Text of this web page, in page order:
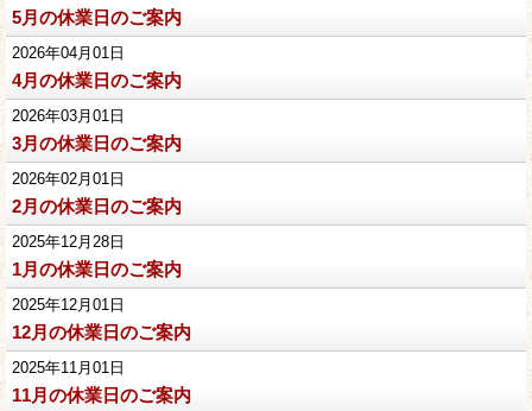
5月の休業日のご案内
2026年04月01日
4月の休業日のご案内
2026年03月01日
3月の休業日のご案内
2026年02月01日
2月の休業日のご案内
2025年12月28日
1月の休業日のご案内
2025年12月01日
12月の休業日のご案内
2025年11月01日
11月の休業日のご案内